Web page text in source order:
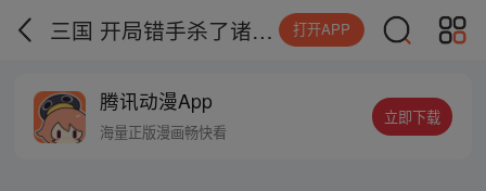
三国 开局错手杀了诸葛亮 打开APP
腾讯动漫App
海量正版漫画畅快看
立即下载